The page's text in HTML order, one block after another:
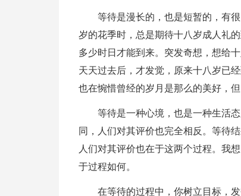
等待是漫长的，也是短暂的，有
岁的花季时，总是期待十八岁成人礼
多少时日才能到来。突发奇想，想给
天天过去后，才发觉，原来十八岁已
也在惋惜曾经的岁月是那么的美好，但
等待是一种心境，也是一种生活
同，人们对其评价也完全相反。等待
人们对其评价也在于这两个过程。我
于过程如何。
在等待的过程中，你树立目标，